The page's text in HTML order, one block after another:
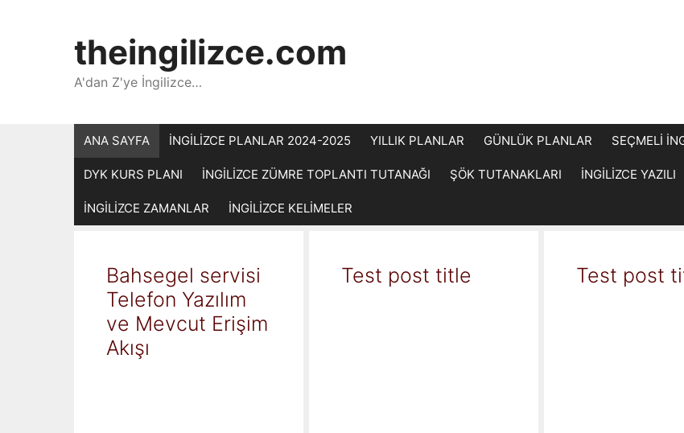
theingilizce.com
A'dan Z'ye İngilizce…
ANA SAYFA İNGİLİZCE PLANLAR 2024-2025 YILLIK PLANLAR GÜNLÜK PLANLAR SEÇMELİ
DYK KURS PLANI İNGİLİZCE ZÜMRE TOPLANTI TUTANAĞI ŞÖK TUTANAKLARI İNGİLİZCE YAZILI
İNGİLİZCE ZAMANLAR İNGİLİZCE KELİMELER
Bahsegel servisi
Telefon Yazılım
ve Mevcut Erişim
Akışı
Test post title Test post